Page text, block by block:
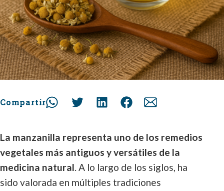
Compartir
La manzanilla representa uno de los remedios
vegetales más antiguos y versátiles de la
medicina natural. A lo largo de los siglos, ha
sido valorada en múltiples tradiciones